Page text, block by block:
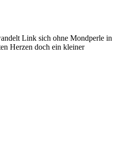
Link sich ohne Mondperle in
Herzen doch ein kleiner